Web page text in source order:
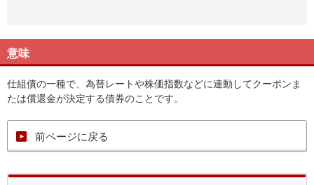
意味
仕組債の一種で、為替レートや株価指数などに連動してクーポンま
たは償還金が決定する債券のことです。
前ページに戻る